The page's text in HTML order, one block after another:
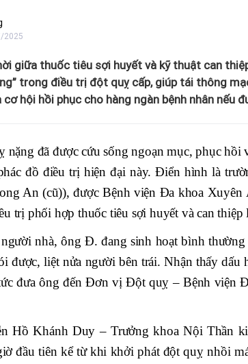
2025
giữa thuốc tiêu sợi huyết và kỹ thuật can
trong điều trị đột quỵ cấp, giúp tái thông
hội hồi phục cho hàng ngàn bệnh nhân nếu
nặng đã được cứu sống ngoạn mục, phục
đồ điều trị hiện đại này. Điển hình là
An (cũ)), được Bệnh viện Đa khoa
trị phối hợp thuốc tiêu sợi huyết và can
nhà, ông Đ. đang sinh hoạt bình
được, liệt nửa người bên trái. Nhận thấy dấu
đưa ông đến Đơn vị Đột quỵ – Bệnh viện
Hồ Khánh Duy – Trưởng khoa Nội Thần
đầu tiên kể từ khi khởi phát đột quỵ nhồi